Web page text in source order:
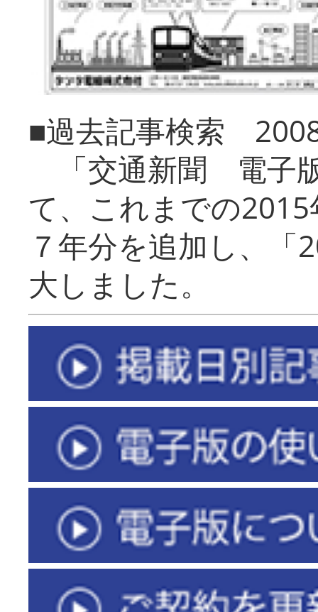
■過去記事検索
「交通新聞 電子
て、これまでの
７年分を追加し、「
大しまし